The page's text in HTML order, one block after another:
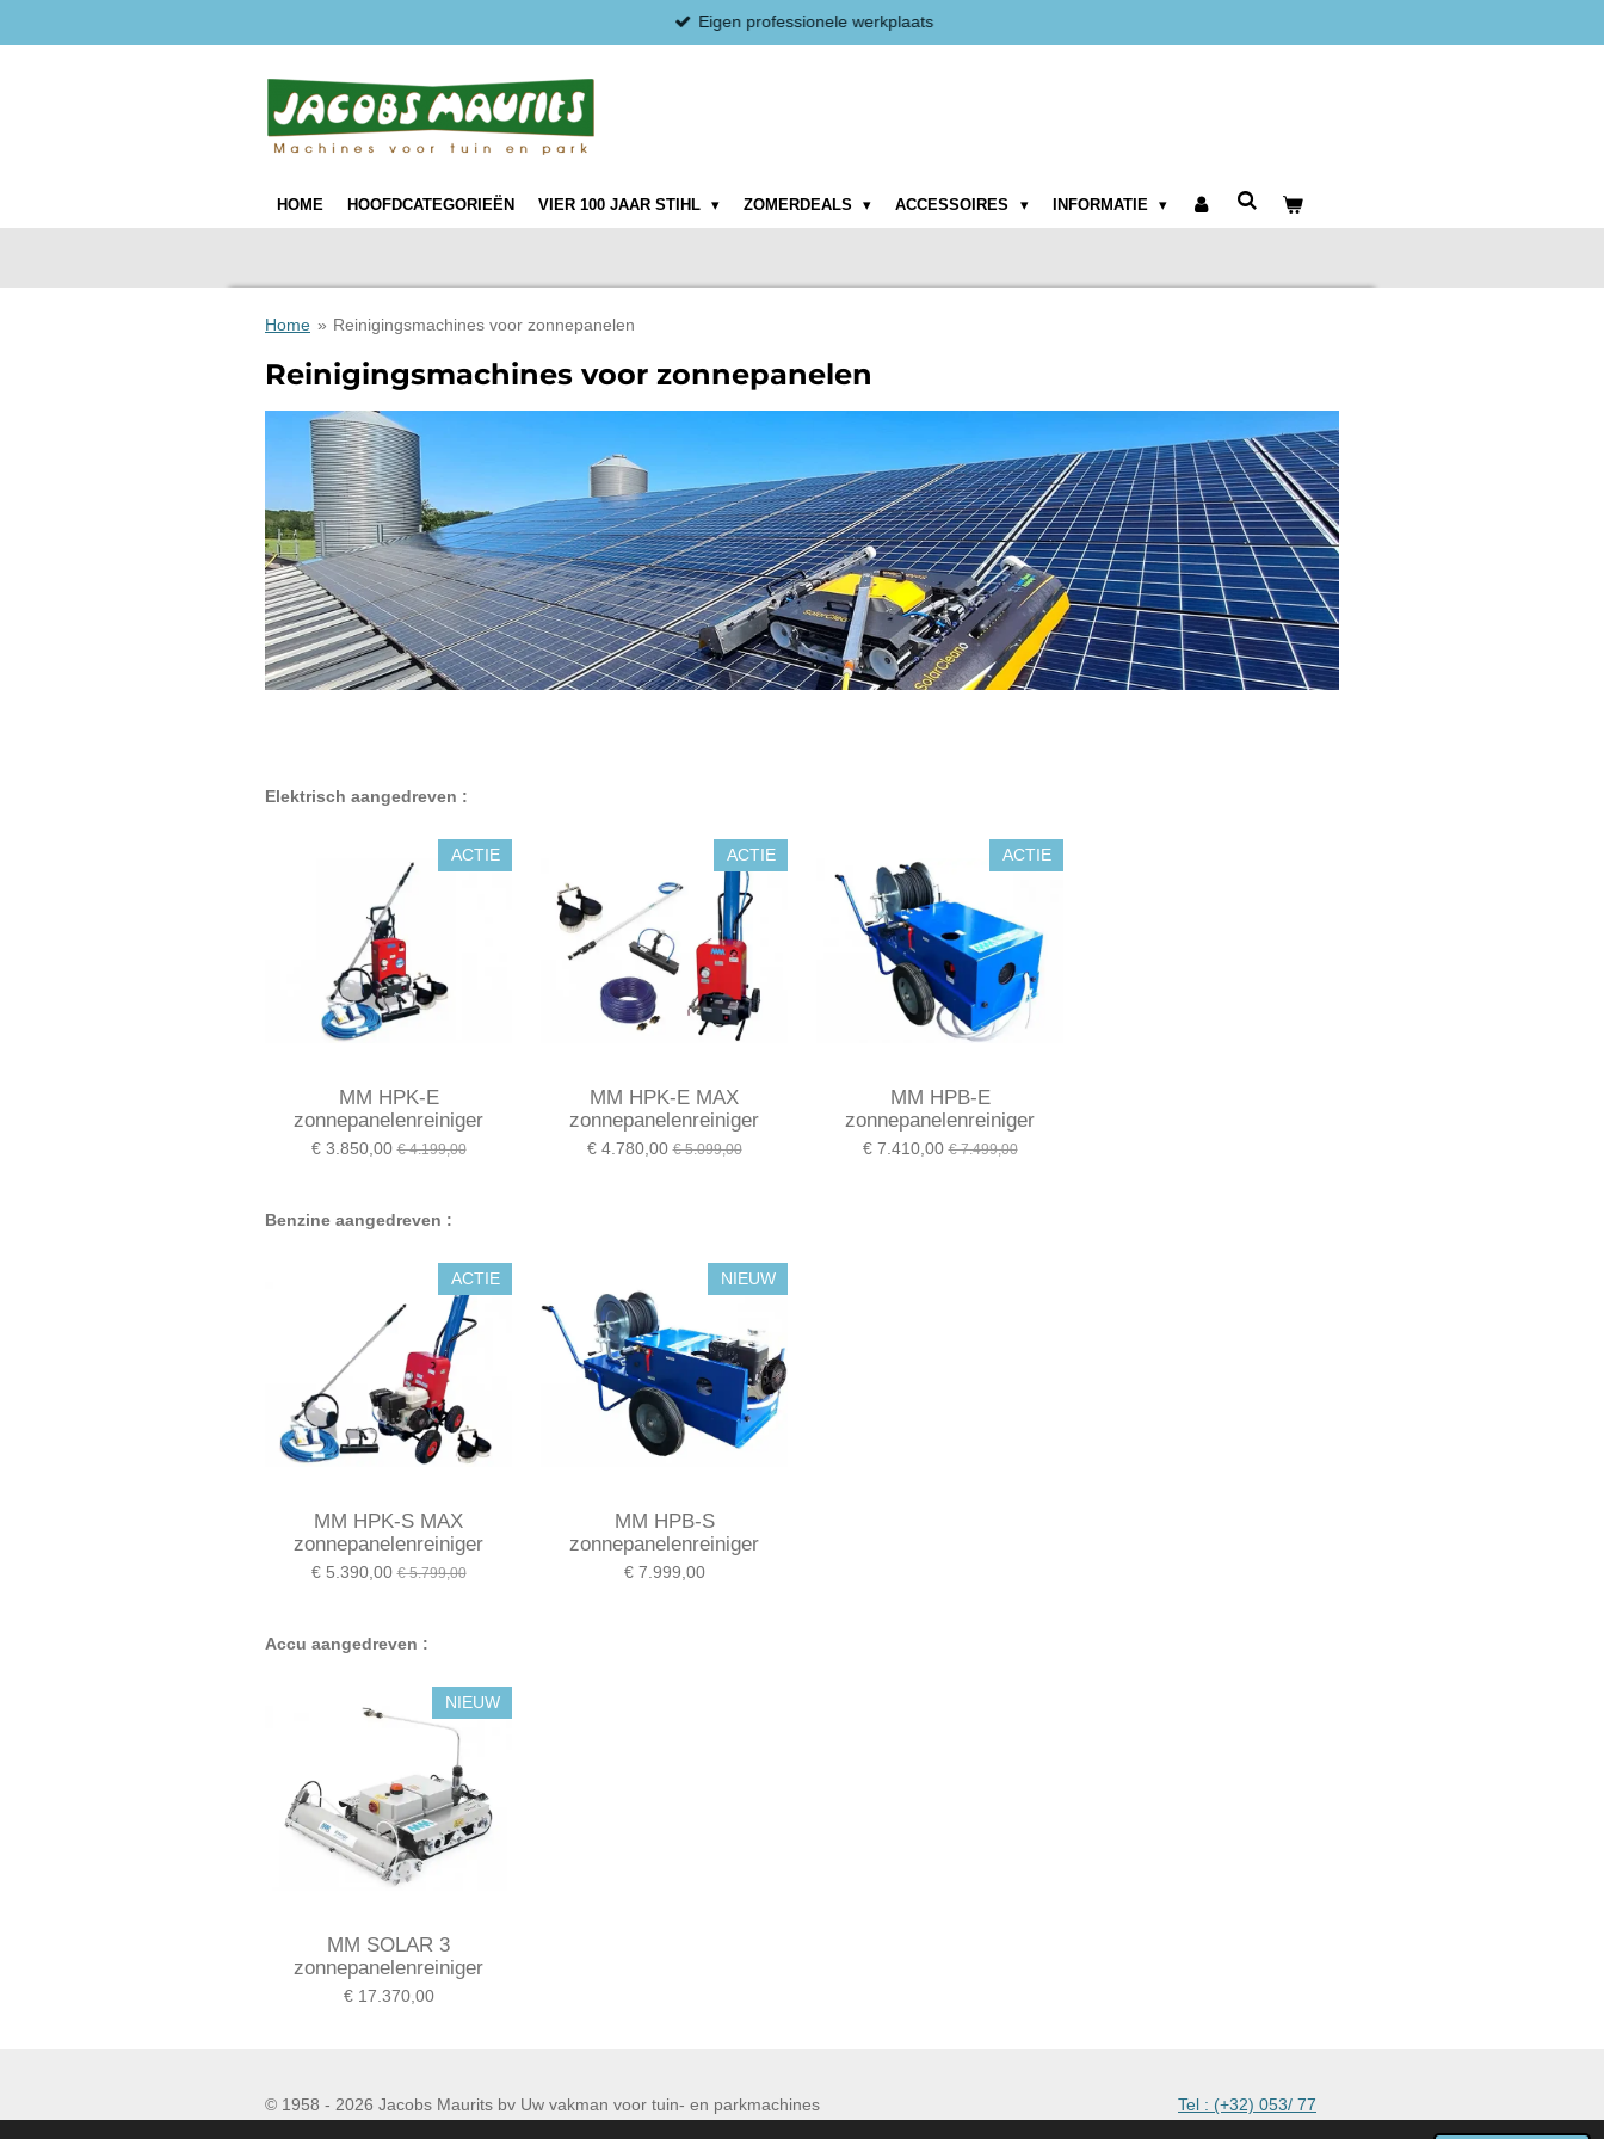
direct
Eigen professionele werkplaats
HOME HOOFDCATEGORIEËN VIER 100 JAAR STIHL ZOMERDEALS ACCESSOIRES INFORMATIE
Home » Reinigingsmachines voor zonnepanelen
Reinigingsmachines voor zonnepanelen
Elektrisch aangedreven :
ACTIE
MM HPK-E
zonnepanelenreiniger
€ 3.850,00 € 4.199,00
ACTIE
MM HPK-E MAX
zonnepanelenreiniger
€ 4.780,00 € 5.099,00
ACTIE
MM HPB-E
zonnepanelenreiniger
€ 7.410,00 € 7.499,00
Benzine aangedreven :
ACTIE
MM HPK-S MAX
zonnepanelenreiniger
€ 5.390,00 € 5.799,00
NIEUW
MM HPB-S
zonnepanelenreiniger
€ 7.999,00
Accu aangedreven :
NIEUW
MM SOLAR 3
zonnepanelenreiniger
€ 17.370,00
© 1958 - 2026 Jacobs Maurits bv Uw vakman voor tuin- en parkmachines Tel : (+32) 053/ 77